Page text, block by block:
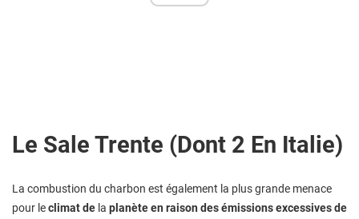
Le Sale Trente (dont 2 En Italie)
La combustion du charbon est également la plus grande menace
pour leclimat de la planète en raison des émissions excessives de